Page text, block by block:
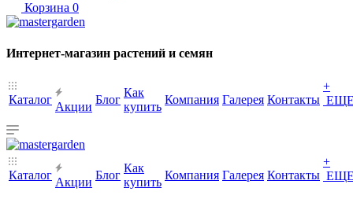
Корзина 0
Интернет-магазин растений и семян
Каталог
Акции
Блог
Как
купить
Компания Галерея Контакты
+
Каталог
Акции
Блог
Как
купить
Компания Галерея Контакты
+